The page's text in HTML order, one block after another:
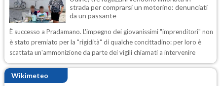
strada per comprarsi un motorino: denunciati
da un passante
È successo a Pradamano. L'impegno dei giovanissimi "imprenditori" non
è stato premiato per la "rigidità" di qualche concittadino: per loro è
scattata un'ammonizione da parte dei vigili chiamati a intervenire
Wikimeteo